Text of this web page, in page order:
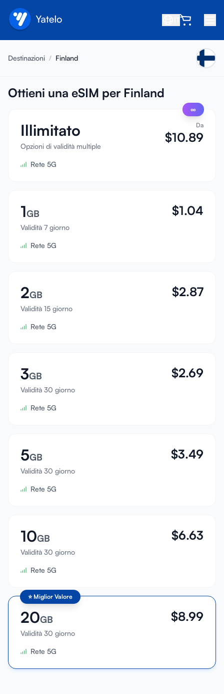
Chi siamo
Invita un amico
Diventa affiliato
Centro assistenza
Compatibilità dispositivi
Accedi
Destinazioni / Finland
Ottieni una eSIM per Finland
∞
Illimitato
Opzioni di validità multiple
Da
$10.89
Rete 5G
1GB
Validità 7 giorno
$1.04
Rete 5G
2GB
Validità 15 giorno
$2.87
Rete 5G
3GB
Validità 30 giorno
$2.69
Rete 5G
5GB
Validità 30 giorno
$3.49
Rete 5G
10GB
Validità 30 giorno
$6.63
Rete 5G
⭐ Miglior Valore
20GB
Validità 30 giorno
$8.99
Rete 5G